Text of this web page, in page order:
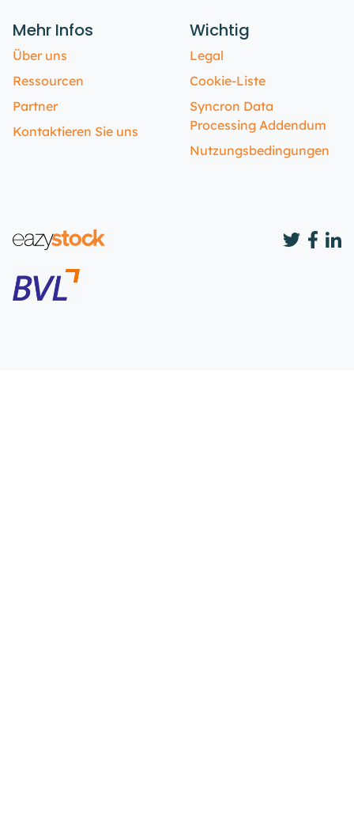
Mehr Infos
Über uns
Ressourcen
Partner
Kontaktieren Sie uns
Wichtig
Legal
Cookie-Liste
Syncron Data
Processing Addendum
Nutzungsbedingungen